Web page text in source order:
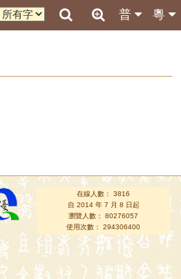
粵
普
在線人數： 3816
自 2014 年 7 月 8 日起
瀏覽人數： 80276057
使用次數： 294306400